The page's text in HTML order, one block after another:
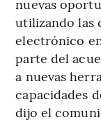
nuevas
utilizando las
electrónico
parte del
a nuevas
capacidades
dijo el